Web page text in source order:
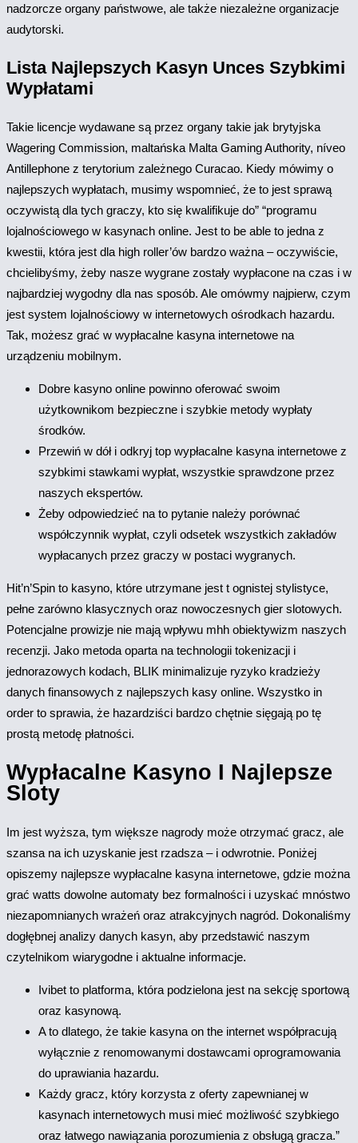
nadzorcze organy państwowe, ale także niezależne organizacje
audytorski.
Lista Najlepszych Kasyn Unces Szybkimi
Wypłatami
Takie licencje wydawane są przez organy takie jak brytyjska
Wagering Commission, maltańska Malta Gaming Authority, níveo
Antillephone z terytorium zależnego Curacao. Kiedy mówimy o
najlepszych wypłatach, musimy wspomnieć, że to jest sprawą
oczywistą dla tych graczy, kto się kwalifikuje do” “programu
lojalnościowego w kasynach online. Jest to be able to jedna z
kwestii, która jest dla high roller’ów bardzo ważna – oczywiście,
chcielibyśmy, żeby nasze wygrane zostały wypłacone na czas i w
najbardziej wygodny dla nas sposób. Ale omówmy najpierw, czym
jest system lojalnościowy w internetowych ośrodkach hazardu.
Tak, możesz grać w wypłacalne kasyna internetowe na
urządzeniu mobilnym.
Dobre kasyno online powinno oferować swoim
użytkownikom bezpieczne i szybkie metody wypłaty
środków.
Przewiń w dół i odkryj top wypłacalne kasyna internetowe z
szybkimi stawkami wypłat, wszystkie sprawdzone przez
naszych ekspertów.
Żeby odpowiedzieć na to pytanie należy porównać
współczynnik wypłat, czyli odsetek wszystkich zakładów
wypłacanych przez graczy w postaci wygranych.
Hit’n’Spin to kasyno, które utrzymane jest t ognistej stylistyce,
pełne zarówno klasycznych oraz nowoczesnych gier slotowych.
Potencjalne prowizje nie mają wpływu mhh obiektywizm naszych
recenzji. Jako metoda oparta na technologii tokenizacji i
jednorazowych kodach, BLIK minimalizuje ryzyko kradzieży
danych finansowych z najlepszych kasy online. Wszystko in
order to sprawia, że hazardziści bardzo chętnie sięgają po tę
prostą metodę płatności.
Wypłacalne Kasyno I Najlepsze
Sloty
Im jest wyższa, tym większe nagrody może otrzymać gracz, ale
szansa na ich uzyskanie jest rzadsza – i odwrotnie. Poniżej
opiszemy najlepsze wypłacalne kasyna internetowe, gdzie można
grać watts dowolne automaty bez formalności i uzyskać mnóstwo
niezapomnianych wrażeń oraz atrakcyjnych nagród. Dokonaliśmy
dogłębnej analizy danych kasyn, aby przedstawić naszym
czytelnikom wiarygodne i aktualne informacje.
Ivibet to platforma, która podzielona jest na sekcję sportową
oraz kasynową.
A to dlatego, że takie kasyna on the internet współpracują
wyłącznie z renomowanymi dostawcami oprogramowania
do uprawiania hazardu.
Każdy gracz, który korzysta z oferty zapewnianej w
kasynach internetowych musi mieć możliwość szybkiego
oraz łatwego nawiązania porozumienia z obsługą gracza.”